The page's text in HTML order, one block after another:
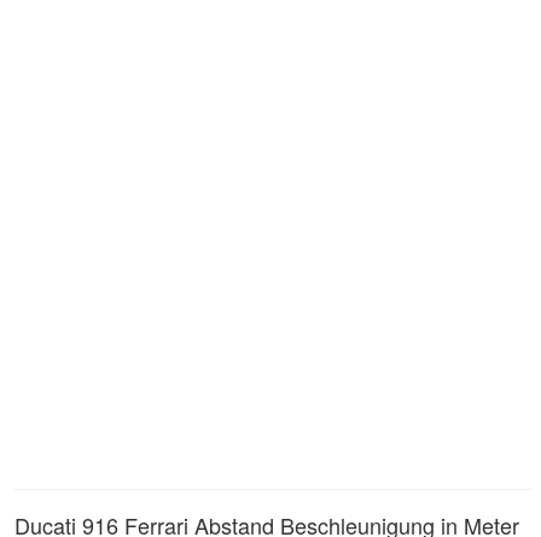
Ducati 916 Ferrari Abstand Beschleunigung in Meter